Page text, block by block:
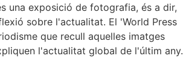
una exposició de fotografia, és a dir,
sobre l'actualitat. El 'World Press
que recull aquelles imatges
l'actualitat global de l'últim any.